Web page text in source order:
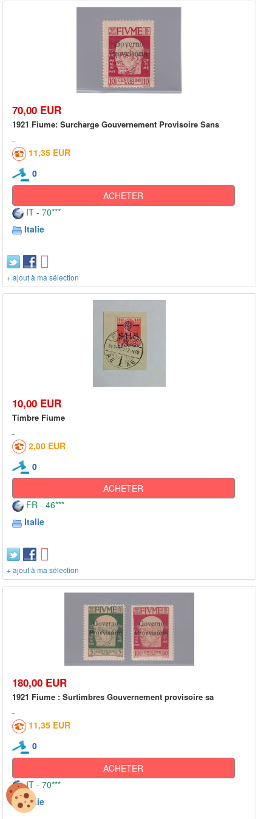
70,00 EUR
1921 Fiume: Surcharge Gouvernement Provisoire Sans
11,35 EUR
0
ACHETER
IT - 70***
Italie
+ ajout à ma sélection
10,00 EUR
Timbre Fiume
2,00 EUR
0
ACHETER
FR - 46***
Italie
+ ajout à ma sélection
180,00 EUR
1921 Fiume : Surtimbres Gouvernement provisoire sa
11,35 EUR
0
ACHETER
IT - 70***
Italie